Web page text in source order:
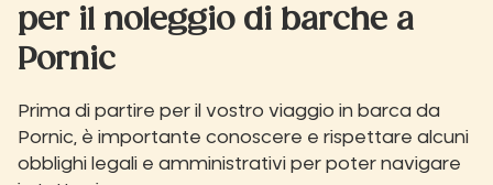
per il noleggio di barche a
Pornic
Prima di partire per il vostro viaggio in barca da
Pornic, è importante conoscere e rispettare alcuni
obblighi legali e amministrativi per poter navigare